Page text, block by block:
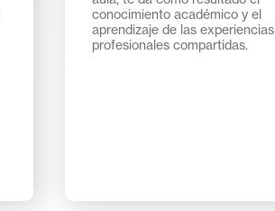
conocimiento académico y el
aprendizaje de las experiencias
profesionales compartidas.